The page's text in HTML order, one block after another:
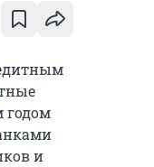
годом
и